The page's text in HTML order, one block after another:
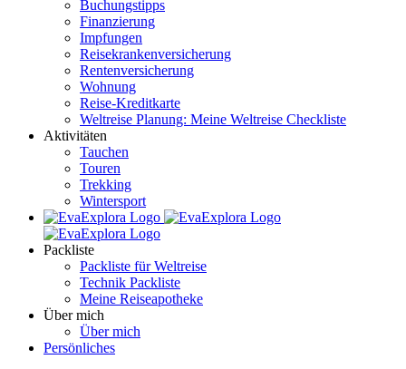
Buchungstipps
Finanzierung
Impfungen
Reisekrankenversicherung
Rentenversicherung
Wohnung
Reise-Kreditkarte
Weltreise Planung: Meine Weltreise Checkliste
Aktivitäten
Tauchen
Touren
Trekking
Wintersport
Packliste
Packliste für Weltreise
Technik Packliste
Meine Reiseapotheke
Über mich
Über mich
Persönliches